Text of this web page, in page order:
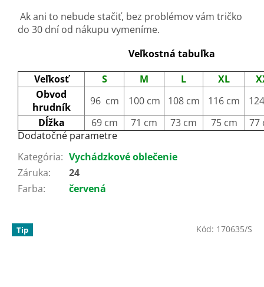
Ak ani to nebude stačiť, bez problémov vám tričko
do 30 dní od nákupu vymeníme.
Veľkostná tabuľka
Veľkosť
S M L XL
Obvod
hrudník
96 cm 100 cm 108 cm 116 cm
Dĺžka
69 cm 71 cm 73 cm 75 cm
77
Dodatočné parametre
Kategória: Vychádzkové oblečenie
Záruka:
24
Farba: červená
Tip Kód: 170635/S